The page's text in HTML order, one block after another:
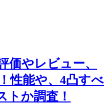
価やレビュー、
性能や、4凸すべ
トか調査！